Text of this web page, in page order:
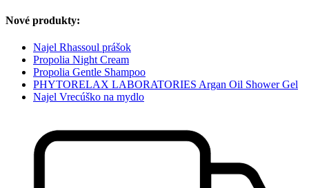
Nové produkty:
Najel Rhassoul prášok
Propolia Night Cream
Propolia Gentle Shampoo
PHYTORELAX LABORATORIES Argan Oil Shower Gel
Najel Vrecúško na mydlo